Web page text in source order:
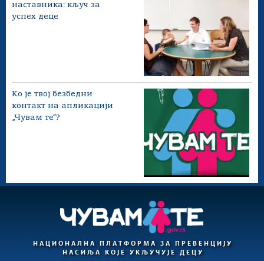
наставника: кључ за
успех деце
Ко је твој безбедни
контакт на апликацији
„Чувам те“?
НАЦИОНАЛНА ПЛАТФОРМА ЗА ПРЕВЕНЦИЈУ
НАСИЉА КОЈЕ УКЉУЧУЈЕ ДЕЦУ